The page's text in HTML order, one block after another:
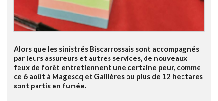
Alors que les sinistrés Biscarrossais sont accompagnés
par leurs assureurs et autres services, de nouveaux
feux de forêt entretiennent une certaine peur, comme
ce 6 août à Magescq et Gaillères ou plus de 12 hectares
sont partis en fumée.